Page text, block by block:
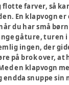
farver, så
En klapvogn
du har små
gåture, turen
ingen, der
på brok over, at
en klapvogn
endda snuppe sin